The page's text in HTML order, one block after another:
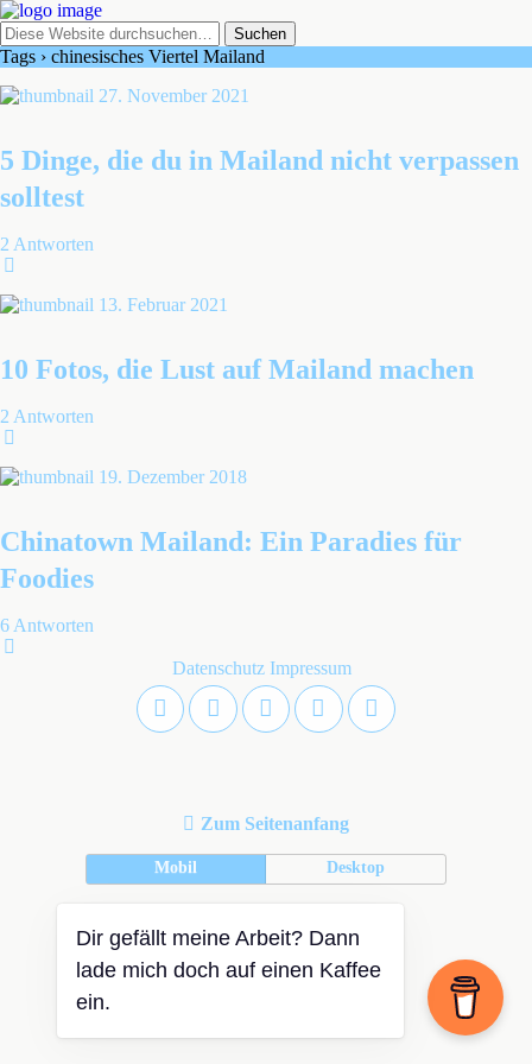
Tags › chinesisches Viertel Mailand
27. November 2021
5 Dinge, die du in Mailand nicht verpassen
solltest
2 Antworten
13. Februar 2021
10 Fotos, die Lust auf Mailand machen
2 Antworten
19. Dezember 2018
Chinatown Mailand: Ein Paradies für
Foodies
6 Antworten
Datenschutz Impressum
Zum Seitenanfang
Mobil Desktop
Dir gefällt meine Arbeit? Dann
lade mich doch auf einen Kaffee
ein.